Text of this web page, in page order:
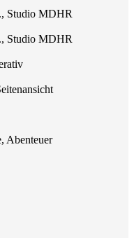
Studio MDHR
Studio MDHR
Abenteuer